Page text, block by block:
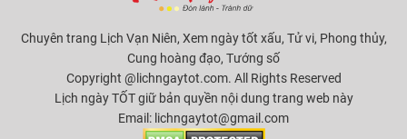
Chuyên trang Lịch Vạn Niên, Xem ngày tốt xấu, Tử vi, Phong thủy,
Cung hoàng đạo, Tướng số
Copyright @lichngaytot.com. All Rights Reserved
Lịch ngày TỐT giữ bản quyền nội dung trang web này
Email: lichngaytot@gmail.com